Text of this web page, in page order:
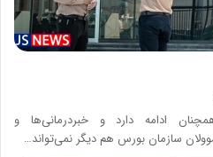
ادامه دارد و خبردرمانی‌ها و
سازمان بورس هم دیگر نمی‌تواند…